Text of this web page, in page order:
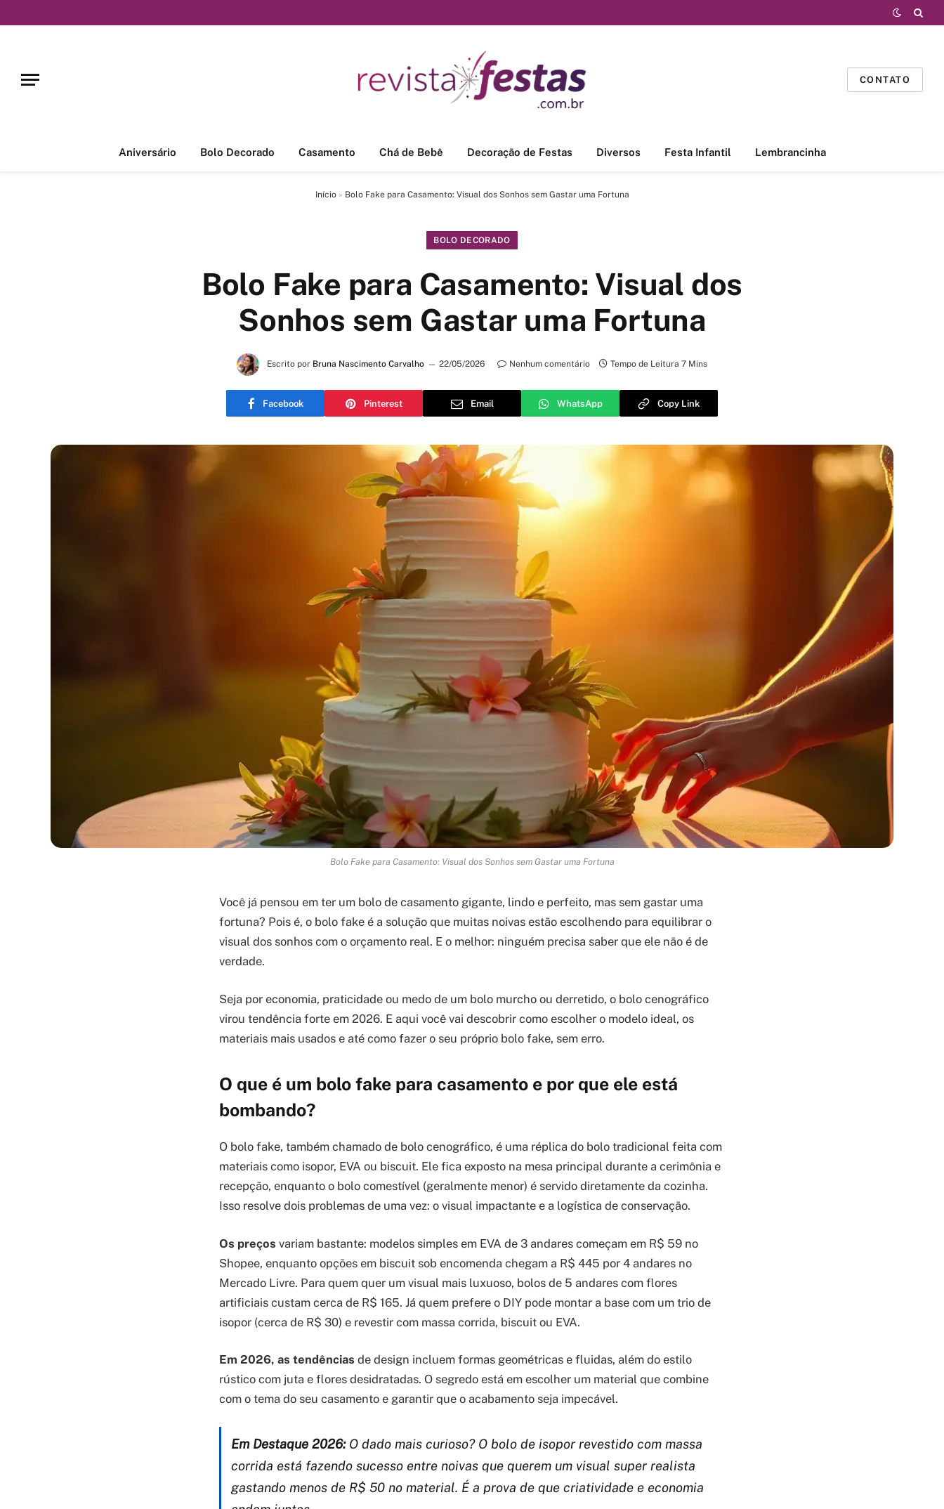
CONTATO
Aniversário Bolo Decorado Casamento Chá de Bebê Decoração de Festas Diversos Festa Infantil Lembrancinha
Início» Bolo Fake para Casamento: Visual dos Sonhos sem Gastar uma Fortuna
BOLO DECORADO
Bolo Fake para Casamento: Visual dos
Sonhos sem Gastar uma Fortuna
Escrito por Bruna Nascimento Carvalho 22/05/2026 Nenhum comentário Tempo de Leitura 7 Mins
Facebook Pinterest Email WhatsApp Copy Link
Bolo Fake para Casamento: Visual dos Sonhos sem Gastar uma Fortuna
Você já pensou em ter um bolo de casamento gigante, lindo e perfeito, mas sem gastar uma
fortuna? Pois é, o bolo fake é a solução que muitas noivas estão escolhendo para equilibrar o
visual dos sonhos com o orçamento real. E o melhor: ninguém precisa saber que ele não é de
verdade.
Seja por economia, praticidade ou medo de um bolo murcho ou derretido, o bolo cenográfico
virou tendência forte em 2026. E aqui você vai descobrir como escolher o modelo ideal, os
materiais mais usados e até como fazer o seu próprio bolo fake, sem erro.
O que é um bolo fake para casamento e por que ele está
bombando?
O bolo fake, também chamado de bolo cenográfico, é uma réplica do bolo tradicional feita com
materiais como isopor, EVA ou biscuit. Ele fica exposto na mesa principal durante a cerimônia e
recepção, enquanto o bolo comestível (geralmente menor) é servido diretamente da cozinha.
Isso resolve dois problemas de uma vez: o visual impactante e a logística de conservação.
Os preços variam bastante: modelos simples em EVA de 3 andares começam em R$ 59 no
Shopee, enquanto opções em biscuit sob encomenda chegam a R$ 445 por 4 andares no
Mercado Livre. Para quem quer um visual mais luxuoso, bolos de 5 andares com flores
artificiais custam cerca de R$ 165. Já quem prefere o DIY pode montar a base com um trio de
isopor (cerca de R$ 30) e revestir com massa corrida, biscuit ou EVA.
Em 2026, as tendências de design incluem formas geométricas e fluidas, além do estilo
rústico com juta e flores desidratadas. O segredo está em escolher um material que combine
com o tema do seu casamento e garantir que o acabamento seja impecável.
Em Destaque 2026:O dado mais curioso? O bolo de isopor revestido com massa
corrida está fazendo sucesso entre noivas que querem um visual super realista
gastando menos de R$ 50 no material. É a prova de que criatividade e economia